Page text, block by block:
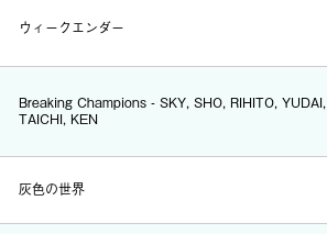
ウィークエンダー
Breaking Champions - SKY, SHO, RIHITO, YUDAI,
TAICHI, KEN
灰色の世界